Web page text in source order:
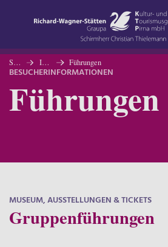
Navigation
Inhalt
Kontakt
Startseite Ihr Besuch Führungen
BESUCHERINFORMATIONEN
Führungen
MUSEUM, AUSSTELLUNGEN & TICKETS
Gruppenführungen